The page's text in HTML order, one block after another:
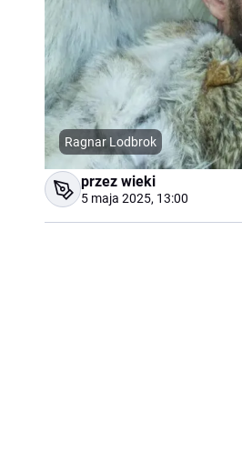
Ragnar Lodbrok
przez wieki
5 maja 2025, 13:00